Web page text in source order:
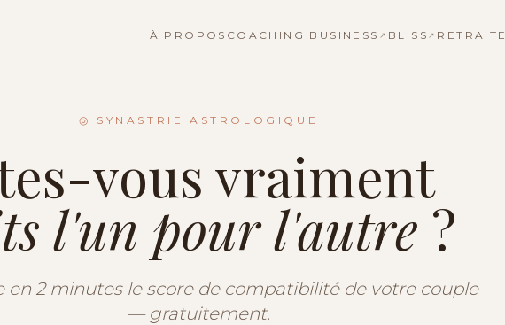
À PROPOS COACHING BUSINESS ↗ BLISS ↗ RETRAITE
◎ SYNASTRIE ASTROLOGIQUE
vous vraiment
l'un pour l'autre ?
en 2 minutes le score de compatibilité de votre couple
— gratuitement.